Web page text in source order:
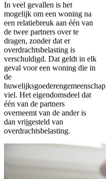
In veel gevallen is het
mogelijk om een woning na
een relatiebreuk aan één van
de twee partners over te
dragen, zonder dat er
overdrachtsbelasting is
verschuldigd. Dat geldt in elk
geval voor een woning die in
de
huwelijksgoederengemeenschap
viel. Het eigendomsdeel dat
één van de partners
overneemt van de ander is
dan vrijgesteld van
overdrachtsbelasting.